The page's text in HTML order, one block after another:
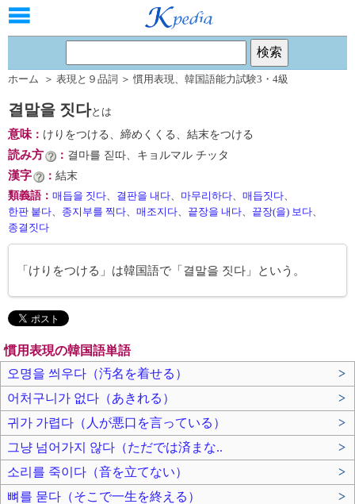
ホーム ＞ 表現と９品詞 ＞ 慣用表現、 韓国語能力試験3・4級
결말을 짓다とは
意味： けりをつける、締めくくる、結末をつける
読み方 ： 결마를 짇따、キョルマル チッタ
漢字 ： 結末
類義語 ： 매듭을 짓다、 결판을 내다、 마무리하다、 매듭짓다、
한판 붙다、 종지부를 찍다、 매조지다、 끝장을 내다、 끝장(을) 보다、
종결짓다
「けりをつける」は韓国語で「결말을 짓다」という。
慣用表現の韓国語単語
오명을 씌우다（汚名を着せる）
>
어처구니가 없다（あきれる）
>
귀가 가렵다（人が悪口を言っている）
>
그냥 넘어가지 않다（ただでは済まな..
>
소리를 죽이다（音を立てない）
>
뼈를 묻다（そこで一生を終える）
>